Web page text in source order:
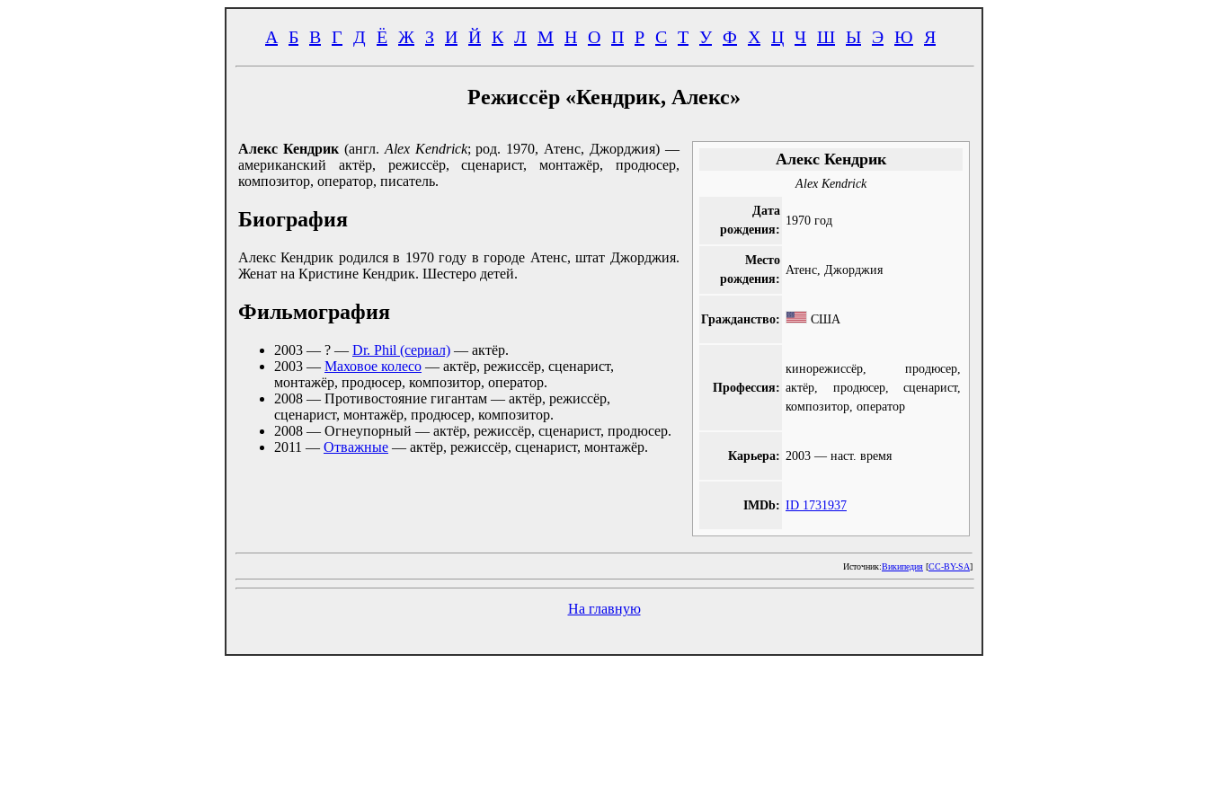
А Б В Г Д Ё Ж З И Й К Л М Н О П Р С Т У Ф Х Ц Ч Ш Ы Э Ю Я
Режиссёр «Кендрик, Алекс»
Алекс Кендрик
Alex Kendrick
Дата
рождения:
1970 год
Место
рождения:
Атенс, Джорджия
Гражданство: США
Профессия:
кинорежиссёр, продюсер,
актёр, продюсер, сценарист,
композитор, оператор
Карьера: 2003 — наст. время
IMDb: ID 1731937
Алекс Кендрик(англ. Alex Kendrick; род. 1970, Атенс, Джорджия) —
американский актёр, режиссёр, сценарист, монтажёр, продюсер,
композитор, оператор, писатель.
Биография
Алекс Кендрик родился в 1970 году в городе Атенс, штат Джорджия.
Женат на Кристине Кендрик. Шестеро детей.
Фильмография
2003 — ? — Dr. Phil (сериал) — актёр.
2003 — Маховое колесо — актёр, режиссёр, сценарист,
монтажёр, продюсер, композитор, оператор.
2008 — Противостояние гигантам — актёр, режиссёр,
сценарист, монтажёр, продюсер, композитор.
2008 — Огнеупорный — актёр, режиссёр, сценарист, продюсер.
2011 — Отважные — актёр, режиссёр, сценарист, монтажёр.
Источник:Википедия [CC-BY-SA]
На главную